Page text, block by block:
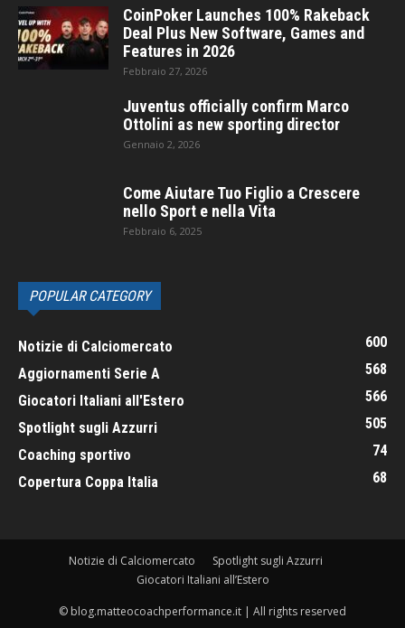
CoinPoker Launches 100% Rakeback
Deal Plus New Software, Games and
Features in 2026
Febbraio 27, 2026
Juventus officially confirm Marco
Ottolini as new sporting director
Gennaio 2, 2026
Come Aiutare Tuo Figlio a Crescere
nello Sport e nella Vita
Febbraio 6, 2025
POPULAR CATEGORY
Notizie di Calciomercato
600
Aggiornamenti Serie A
568
Giocatori Italiani all'Estero
566
Spotlight sugli Azzurri
505
Coaching sportivo
74
Copertura Coppa Italia
68
Notizie di Calciomercato
Spotlight sugli Azzurri
Giocatori Italiani all’Estero
© blog.matteocoachperformance.it | All rights reserved